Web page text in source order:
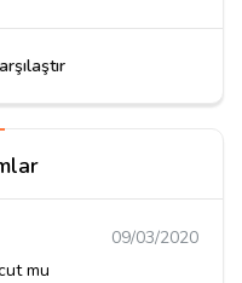
09/03/2020
mu